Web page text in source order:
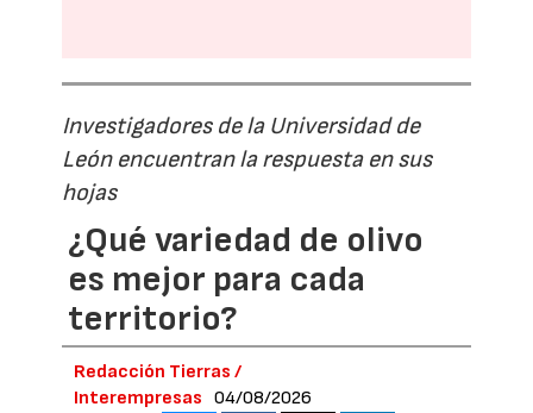
Investigadores de la Universidad de
León encuentran la respuesta en sus
hojas
¿Qué variedad de olivo
es mejor para cada
territorio?
Redacción Tierras /
Interempresas
04/08/2026